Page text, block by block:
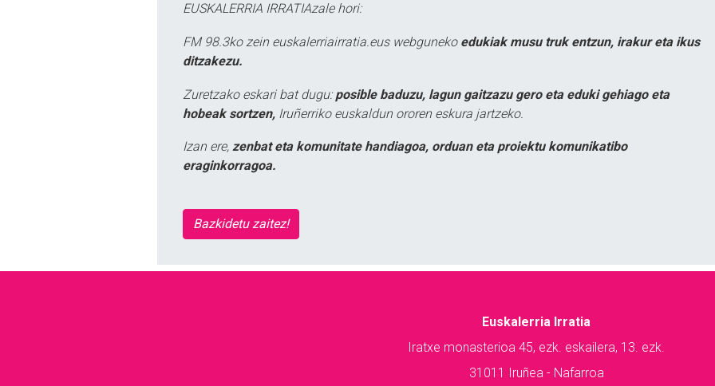
EUSKALERRIA IRRATIAzale hori:
FM 98.3ko zein euskalerriairratia.eus webguneko edukiak musu truk entzun, irakur eta ikus
ditzakezu.
Zuretzako eskari bat dugu: posible baduzu, lagun gaitzazu gero eta eduki gehiago eta
hobeak sortzen, Iruñerriko euskaldun ororen eskura jartzeko.
Izan ere, zenbat eta komunitate handiagoa, orduan eta proiektu komunikatibo
eraginkorragoa.
Bazkidetu zaitez!
Euskalerria Irratia
Iratxe monasterioa 45, ezk. eskailera, 13. ezk.
31011 Iruñea - Nafarroa